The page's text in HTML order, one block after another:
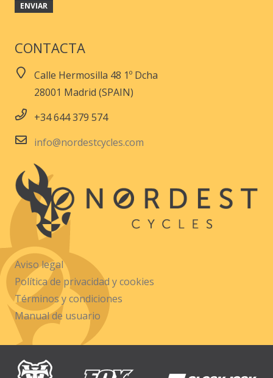
CONTACTA
Calle Hermosilla 48 1º Dcha
28001 Madrid (SPAIN)
+34 644 379 574
info@nordestcycles.com
Aviso legal
Política de privacidad y cookies
Términos y condiciones
Manual de usuario